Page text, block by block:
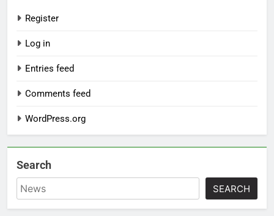
Register
Log in
Entries feed
Comments feed
WordPress.org
Search
SEARCH